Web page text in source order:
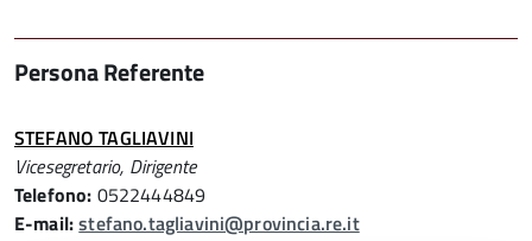
Persona Referente
STEFANO TAGLIAVINI
Vicesegretario, Dirigente
Telefono: 0522444849
E-mail:stefano.tagliavini@provincia.re.it